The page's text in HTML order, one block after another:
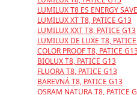
LUMILUX T8 ES ENERGY
LUMILUX XT T8, PATICE G13
LUMILUX XXT T8, PATICE G13
LUMILUX DE LUXE T8,
COLOR PROOF T8, PATICE
BIOLUX T8, PATICE G13
FLUORA T8, PATICE G13
BAREVNÁ T8, PATICE G13
OSRAM NATURA T8, PATICE